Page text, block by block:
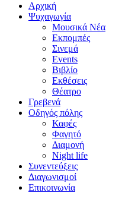
Αρχική
Ψυχαγωγία
Μουσικά Νέα
Εκπομπές
Σινεμά
Events
Βιβλίο
Εκθέσεις
Θέατρο
Γρεβενά
Οδηγός πόλης
Καφές
Φαγητό
Διαμονή
Night life
Συνεντεύξεις
Διαγωνισμοί
Επικοινωνία